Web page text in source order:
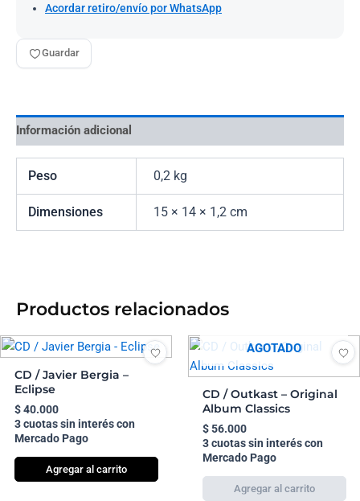
Acordar retiro/envío por WhatsApp
Guardar
Información adicional
Peso 0,2 kg
Dimensiones 15 × 14 × 1,2 cm
Productos relacionados
CD / Javier Bergia –
Eclipse
$40.000
3 cuotas sin interés con
Mercado Pago
Agregar al carrito
AGOTADO
CD / Outkast – Original
Album Classics
$56.000
3 cuotas sin interés con
Mercado Pago